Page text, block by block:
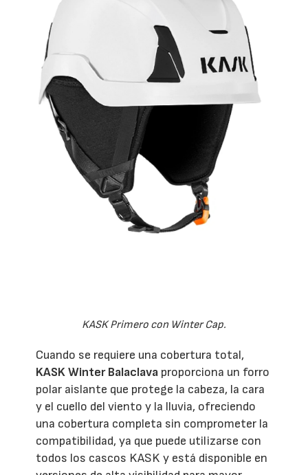
KASK Primero con Winter Cap.
Cuando se requiere una cobertura total,
KASK Winter Balaclava proporciona un forro
polar aislante que protege la cabeza, la cara
y el cuello del viento y la lluvia, ofreciendo
una cobertura completa sin comprometer la
compatibilidad, ya que puede utilizarse con
todos los cascos KASK y está disponible en